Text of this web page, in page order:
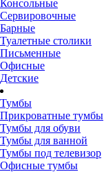
Консольные
Сервировочные
Барные
Туалетные столики
Письменные
Офисные
Детские
Тумбы
Прикроватные тумбы
Тумбы для обуви
Тумбы для ванной
Тумбы под телевизор
Офисные тумбы